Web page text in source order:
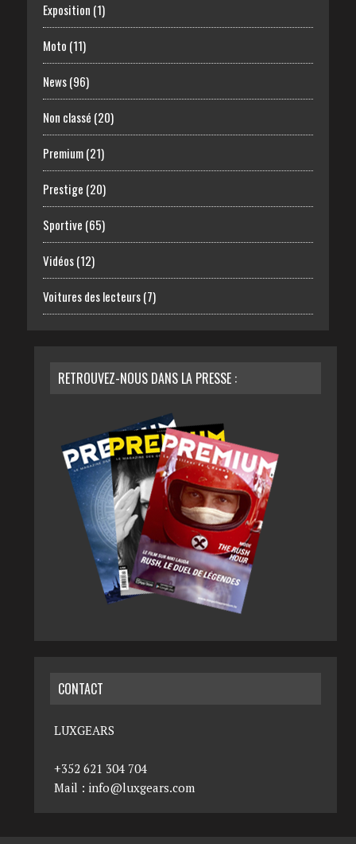
Exposition (1)
Moto (11)
News(96)
Non classé (20)
Premium(21)
Prestige (20)
Sportive (65)
Vidéos(12)
Voitures des lecteurs(7)
RETROUVEZ-NOUS DANS LA PRESSE :
CONTACT
LUXGEARS
+352 621 304 704
Mail : info@luxgears.com